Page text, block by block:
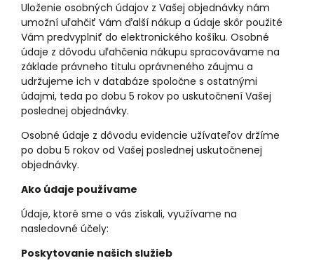
Uloženie osobných údajov z Vašej objednávky nám
umožní uľahčiť Vám ďalší nákup a údaje skôr použité
Vám predvyplniť do elektronického košíku. Osobné
údaje z dôvodu uľahčenia nákupu spracovávame na
základe právneho titulu oprávneného záujmu a
udržujeme ich v databáze spoločne s ostatnými
údajmi, teda po dobu 5 rokov po uskutočnení Vašej
poslednej objednávky.
Osobné údaje z dôvodu evidencie užívateľov držíme
po dobu 5 rokov od Vašej poslednej uskutočnenej
objednávky.
Ako údaje používame
Údaje, ktoré sme o vás získali, využívame na
nasledovné účely:
Poskytovanie našich služieb